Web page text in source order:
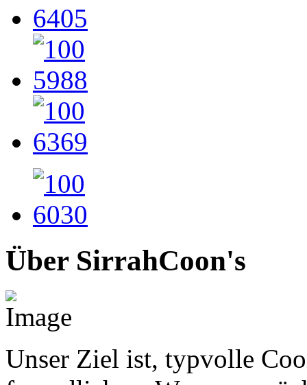
Über SirrahCoon's
Unser Ziel ist, typvolle